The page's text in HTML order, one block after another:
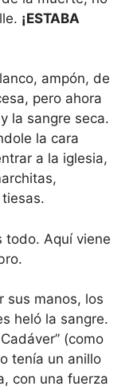
¡ESTABA
ampón, de
pero ahora
la sangre seca.
la cara
a la iglesia,
todo. Aquí viene
sus manos, los
heló la sangre.
(como
tenía un anillo
con una fuerza